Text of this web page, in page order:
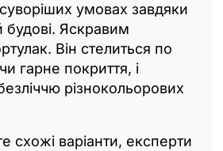
умовах завдяки
будові. Яскравим
Він стелиться по
гарне покриття, і
різнокольорових
схожі варіанти, експерти